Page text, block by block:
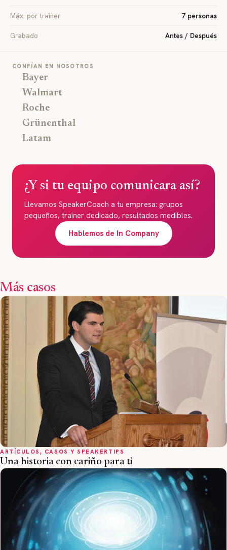
Máx. por trainer 7 personas
Grabado Antes / Después
CONFÍAN EN NOSOTROS
Bayer
Walmart
Roche
Grünenthal
Latam
¿Y si tu equipo comunicara así?
Llevamos SpeakerCoach a tu empresa: grupos
pequeños, trainer dedicado, resultados medibles.
Hablemos de In Company
Más casos
ARTÍCULOS, CASOS Y SPEAKERTIPS
Una historia con cariño para ti